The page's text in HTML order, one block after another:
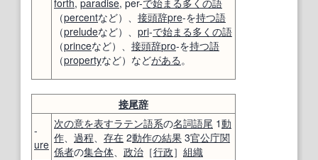
forth, paradise, per-で始まる多くの語
（percentなど）、 接頭辞pre-を持つ語
（preludeなど）、 pri-で始まる多くの語
（princeなど）、 接頭辞pro-を持つ語
（propertyなど）などがある。
接尾辞
-
ure
次の意を表すラテン語系の名詞語尾 1動
作、 過程、 存在 2動作の結果 3官公庁関
係者の集合体、 政治 ［行政］ 組織